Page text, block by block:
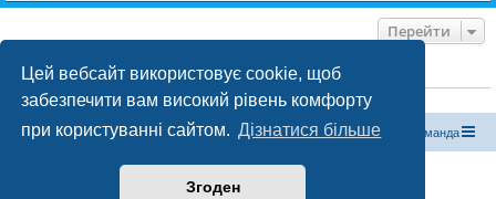
Цей вебсайт використовує cookie, щоб
забезпечити вам високий рівень комфорту
при користуванні сайтом. Дізнатися більше
Згоден
Перейти
ХТО ЗАРАЗ ОНЛАЙН
Зараз переглядають цей форум:ClaudeBot [бот ШІ]і 0 гостей
Магазин спорядження Туристичний форум «Рюкзак» Команда
Працює на phpBB® Forum Software © phpBB Limited
Конфіденційність